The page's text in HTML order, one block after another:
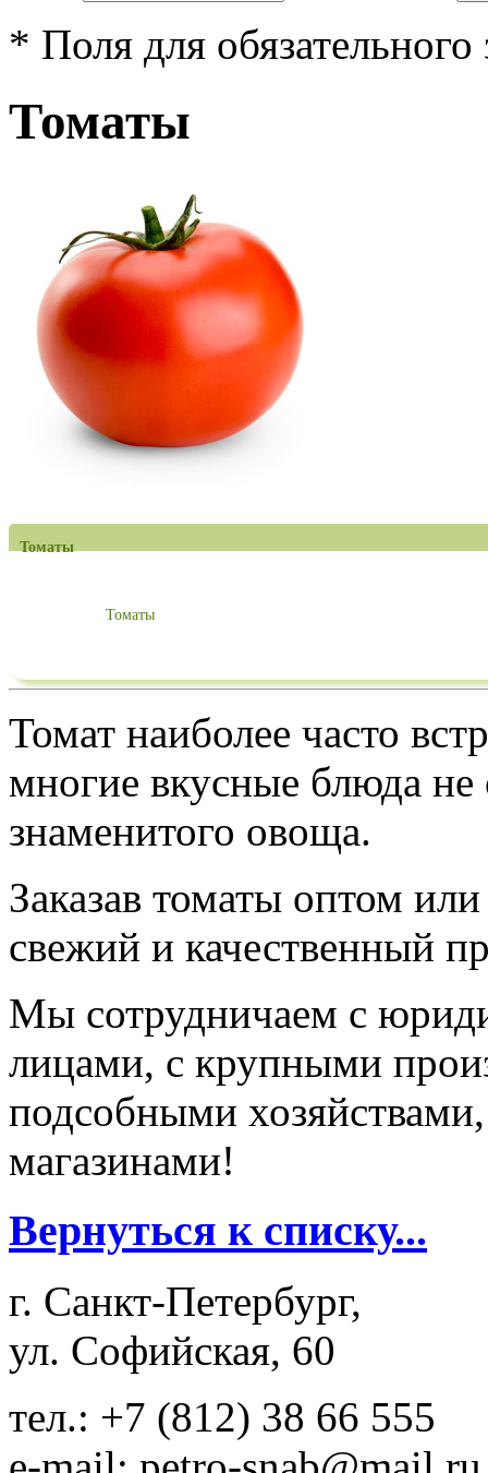
* Поля для обязательного
Томаты
Томаты
Томаты
Томат наиболее часто
многие вкусные блюда не
знаменитого овоща.
Заказав томаты оптом
свежий и качественный
Мы сотрудничаем с
лицами, с крупными
подсобными
магазинами!
Вернуться к списку...
г. Санкт-Петербург,
ул. Софийская, 60
тел.: +7 (812) 38 66 555